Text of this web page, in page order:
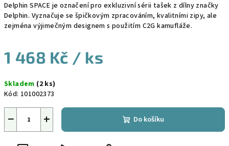
Delphin SPACE je označení pro exkluzivní sérii tašek z dílny značky
Delphin. Vyznačuje se špičkovým zpracováním, kvalitními zipy, ale
zejména výjimečným designem s použitím C2G kamufláže.
1 468 Kč / ks
cena:
Skladem (2 ks)
Kód: 101002373
+
− Do košíku